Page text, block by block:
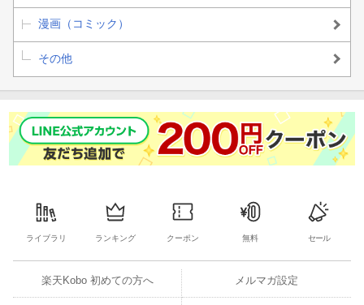
漫画（コミック）
その他
ライブラリ ランキング クーポン 無料 セール
楽天Kobo 初めての方へ メルマガ設定